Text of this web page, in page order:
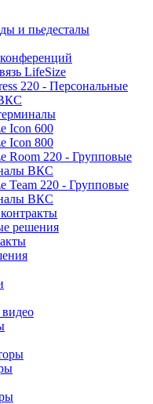
и пьедесталы
LifeSize
220 - Персональные
Icon 600
Icon 800
Room 220 - Групповые
ВКС
Team 220 - Групповые
ВКС
решения